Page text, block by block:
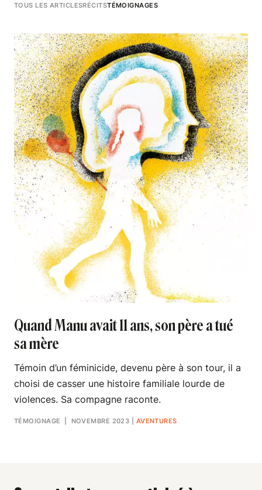
TOUS LES ARTICLESRÉCITSTÉMOIGNAGES
Quand Manu avait 11 ans, son père a tué
sa mère
Témoin d’un féminicide, devenu père à son tour, il a
choisi de casser une histoire familiale lourde de
violences. Sa compagne raconte.
TÉMOIGNAGE | NOVEMBRE 2023 AVENTURES